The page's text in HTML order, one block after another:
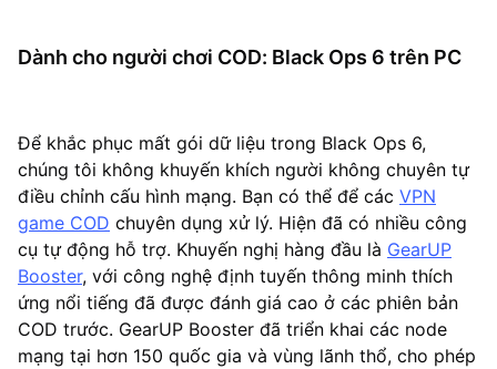
Dành cho người chơi COD: Black Ops 6 trên PC
Để khắc phục mất gói dữ liệu trong Black Ops 6,
chúng tôi không khuyến khích người không chuyên tự
điều chỉnh cấu hình mạng. Bạn có thể để các VPN
game COD chuyên dụng xử lý. Hiện đã có nhiều công
cụ tự động hỗ trợ. Khuyến nghị hàng đầu là GearUP
Booster, với công nghệ định tuyến thông minh thích
ứng nổi tiếng đã được đánh giá cao ở các phiên bản
COD trước. GearUP Booster đã triển khai các node
mạng tại hơn 150 quốc gia và vùng lãnh thổ, cho phép